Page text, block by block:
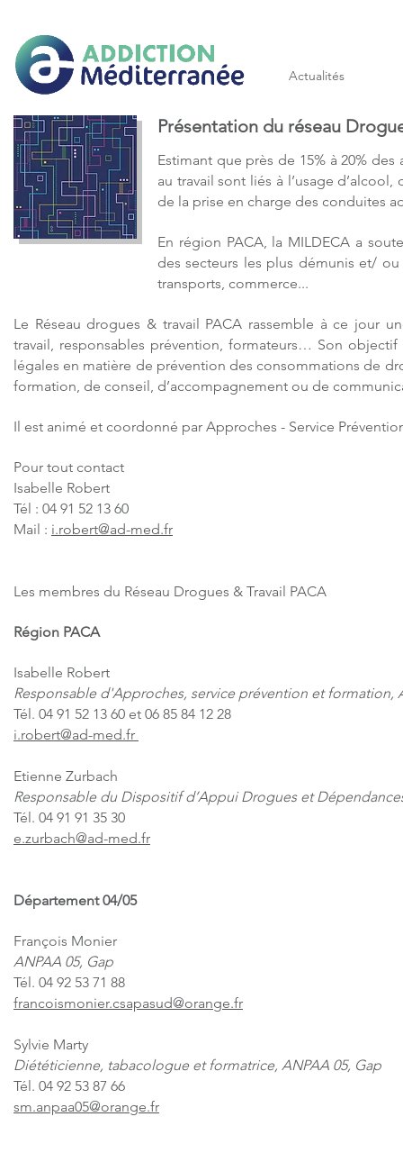
Actualités
Présentation du réseau
Estimant que près de 15% à 20%
au travail sont liés à l’usage
de la prise en charge des conduites
En région PACA, la MILDECA a
des secteurs les plus démunis et/
transports, commerce...
Le Réseau drogues & travail PACA rassemble à ce jour
travail, responsables prévention, formateurs… Son
légales en matière de prévention des consommations de
formation, de conseil, d’accompagnement ou de
Il est animé et coordonné par Approches - Service
Pour tout contact
Isabelle Robert
Tél : 04 91 52 13 60
Mail : i.robert@ad-med.fr
Les membres du Réseau Drogues & Travail PACA
Région PACA
Isabelle Robert
Responsable d'Approches, service prévention et
Tél. 04 91 52 13 60 et 06 85 84 12 28
i.robert@ad-med.fr
Etienne Zurbach
Responsable du Dispositif d’Appui Drogues et
Tél. 04 91 91 35 30
e.zurbach@ad-med.fr
Département 04/05
François Monier
ANPAA 05, Gap
Tél. 04 92 53 71 88
francoismonier.csapasud@orange.fr
Sylvie Marty
Diététicienne, tabacologue et formatrice, ANPAA 05, Gap
Tél. 04 92 53 87 66
sm.anpaa05@orange.fr